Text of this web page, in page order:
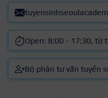
Open: 8:00 - 17:30, từ
Bộ phận tư vấn tuyển